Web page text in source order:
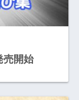
売開始